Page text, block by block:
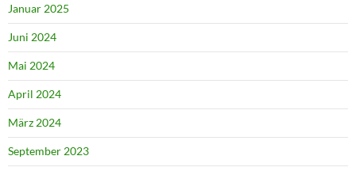
Januar 2025
Juni 2024
Mai 2024
April 2024
März 2024
September 2023